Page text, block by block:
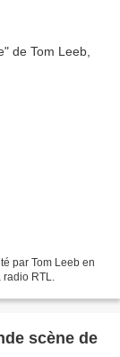
par Tom Leeb en
RTL.
scène de